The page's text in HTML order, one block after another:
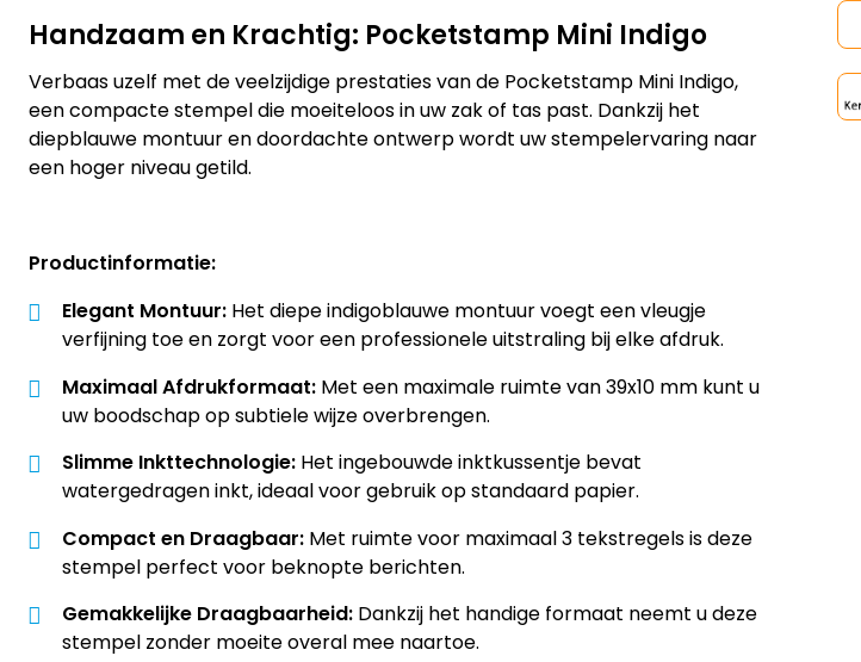
Handzaam en Krachtig: Pocketstamp Mini Indigo
Verbaas uzelf met de veelzijdige prestaties van de Pocketstamp Mini Indigo,
een compacte stempel die moeiteloos in uw zak of tas past. Dankzij het
diepblauwe montuur en doordachte ontwerp wordt uw stempelervaring naar
een hoger niveau getild.
Productinformatie:
Elegant Montuur: Het diepe indigoblauwe montuur voegt een vleugje
verfijning toe en zorgt voor een professionele uitstraling bij elke afdruk.
Maximaal Afdrukformaat: Met een maximale ruimte van 39x10 mm kunt u
uw boodschap op subtiele wijze overbrengen.
Slimme Inkttechnologie: Het ingebouwde inktkussentje bevat
watergedragen inkt, ideaal voor gebruik op standaard papier.
Compact en Draagbaar: Met ruimte voor maximaal 3 tekstregels is deze
stempel perfect voor beknopte berichten.
Gemakkelijke Draagbaarheid: Dankzij het handige formaat neemt u deze
stempel zonder moeite overal mee naartoe.